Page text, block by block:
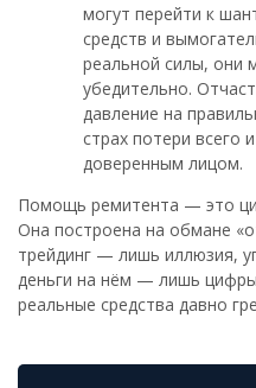
могут перейти к
средств и
реальной силы, они
убедительно.
давление на
страх потери всего
доверенным лицом.
Помощь ремитента — это
Она построена на обмане
трейдинг — лишь иллюзия,
деньги на нём — лишь
реальные средства давно